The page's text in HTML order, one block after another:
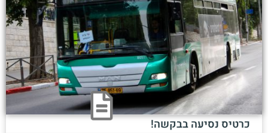
כרטיס נסיעה בבקשה!